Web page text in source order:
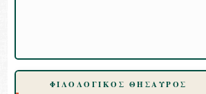
ΦΙΛΟΛΟΓΙΚΟΣ ΘΗΣΑΥΡΟΣ